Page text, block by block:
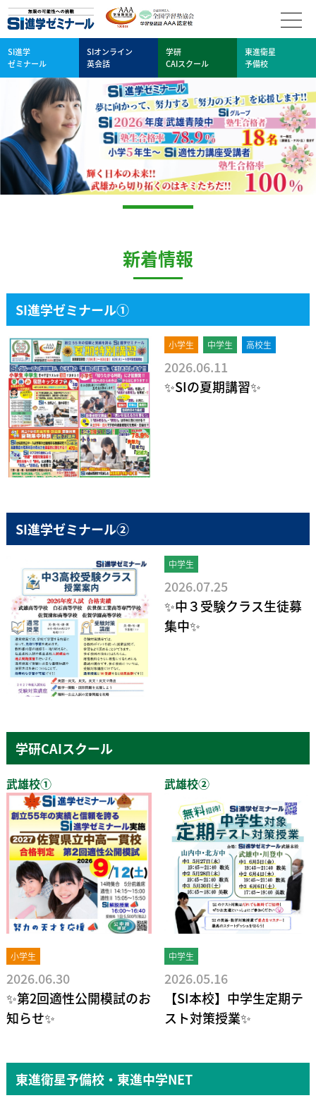
新着情報
SI進学ゼミナール①
小学生 中学生 高校生
2026.06.11
✨SIの夏期講習✨
SI進学ゼミナール②
中学生
2026.07.25
✨中３受験クラス生徒募
集中✨
学研CAIスクール
武雄校①
小学生
2026.06.30
✨第2回適性公開模試のお
知らせ✨
武雄校②
中学生
2026.05.16
【SI本校】中学生定期テ
スト対策授業✨
東進衛星予備校・東進中学NET
SI進学
ゼミナール
SIオンライン
英会話
学研
CAIスクール
東進衛星
予備校